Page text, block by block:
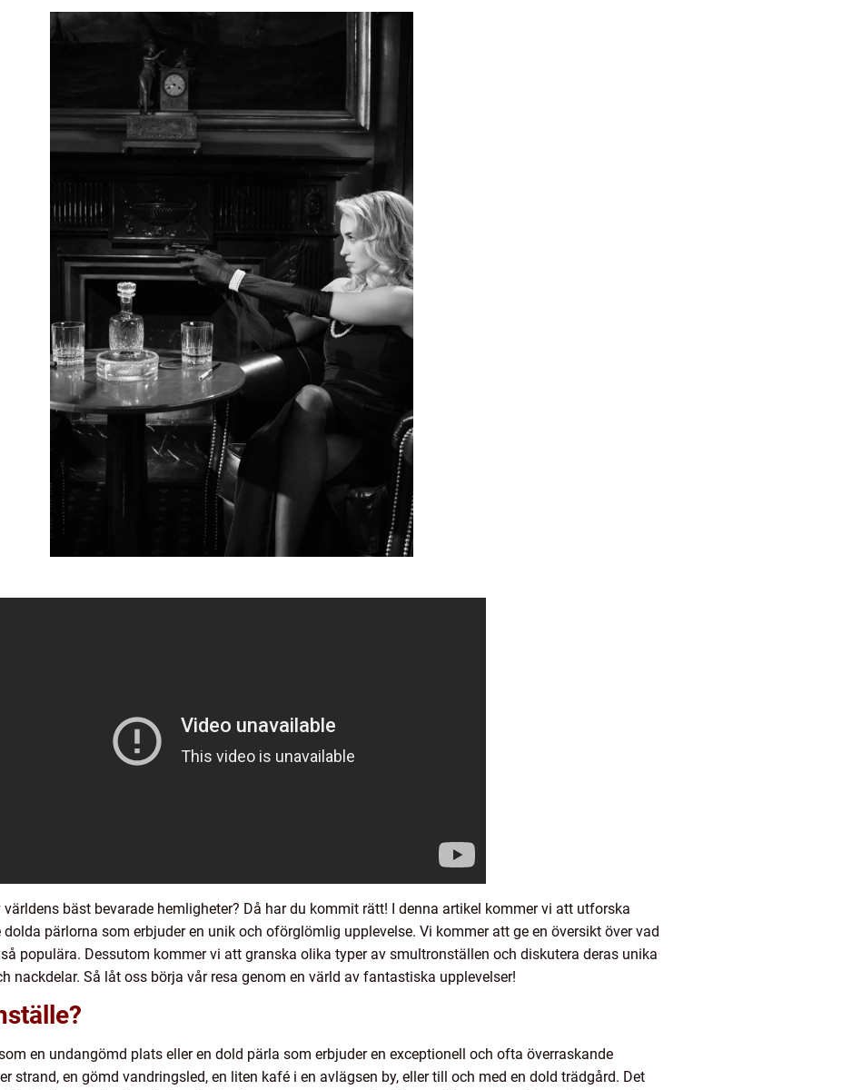
bäst bevarade hemligheter? Då har du kommit rätt! I denna artikel kommer vi att utforska
pärlorna som erbjuder en unik och oförglömlig upplevelse. Vi kommer att ge en översikt över vad
populära. Dessutom kommer vi att granska olika typer av smultronställen och diskutera deras unika
nackdelar. Så låt oss börja vår resa genom en värld av fantastiska upplevelser!
en undangömd plats eller en dold pärla som erbjuder en exceptionell och ofta överraskande
strand, en gömd vandringsled, en liten kafé i en avlägsen by, eller till och med en dold trädgård. Det